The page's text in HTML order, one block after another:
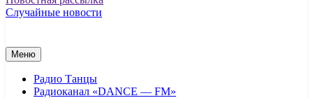
Случайные новости
Меню
Радио Танцы
Радиоканал «DANCE — FM»